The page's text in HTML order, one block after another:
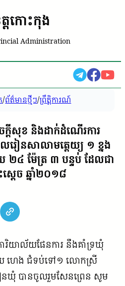
តកោះកុង
Administration
/ព័ត៌មានថ្មីៗ/ព្រឹត្តិការណ៍
ដីសុខ និងដាក់ដំណើរការ
នសាលាមត្តេយ្យ ១ ខ្នង
២៤ ម៉ែត្រ ៣ បន្ទប់ ដែលជា
េច ឆ្នាំ២០១៨
ារិយាល័យផែនការ នឹងគាំទ្រឃុំ
ហេង ជំទប់ទៅ១ លោកស្រី
នឃុំ បានចូលរួមសែនព្រេន សូម